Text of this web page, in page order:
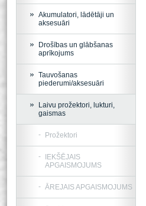
Akumulatori, lādētāji un
aksesuāri
Drošības un glābšanas
aprīkojums
Tauvošanas
piederumi/aksesuāri
Laivu prožektori, lukturi,
gaismas
Prožektori
IEKŠĒJAIS
APGAISMOJUMS
ĀREJAIS APGAISMOJUMS